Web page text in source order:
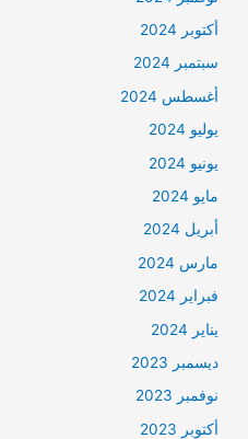
أكتوبر 2024
سبتمبر 2024
أغسطس 2024
يوليو 2024
يونيو 2024
مايو 2024
أبريل 2024
مارس 2024
فبراير 2024
يناير 2024
ديسمبر 2023
نوفمبر 2023
أكتوبر 2023